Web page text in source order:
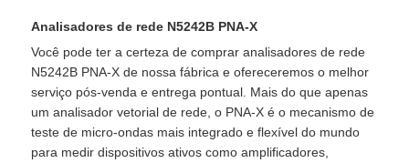
Analisadores de rede N5242B PNA-X
Você pode ter a certeza de comprar analisadores de rede
N5242B PNA-X de nossa fábrica e ofereceremos o melhor
serviço pós-venda e entrega pontual. Mais do que apenas
um analisador vetorial de rede, o PNA-X é o mecanismo de
teste de micro-ondas mais integrado e flexível do mundo
para medir dispositivos ativos como amplificadores,